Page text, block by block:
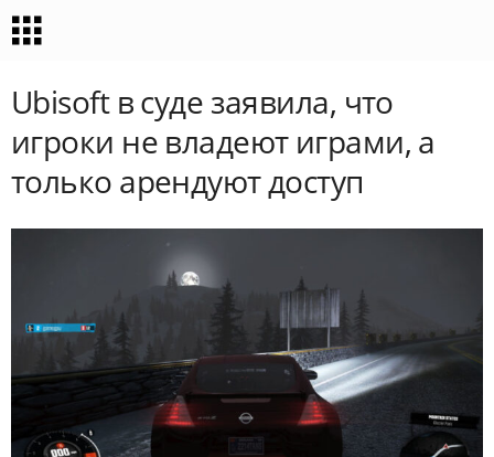
Ubisoft в суде заявила, что
игроки не владеют играми, а
только арендуют доступ